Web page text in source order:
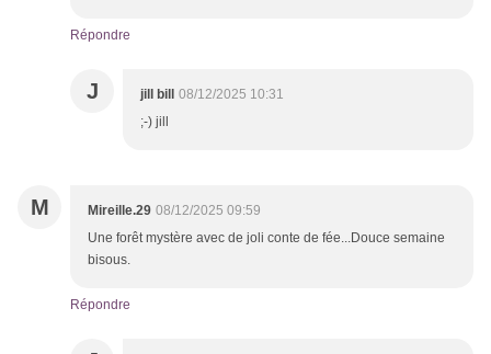
Répondre
J jill bill
08/12/2025 10:31
;-) jill
M Mireille.29 08/12/2025 09:59
Une forêt mystère avec de joli conte de fée...Douce semaine
bisous.
Répondre